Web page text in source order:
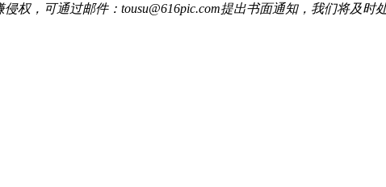
，可通过邮件：tousu@616pic.com提出书面通知，我们将及时处